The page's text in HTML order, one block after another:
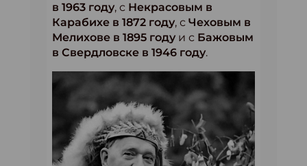
в 1963 году, с Некрасовым в
Карабихе в 1872 году, с Чеховым в
Мелихове в 1895 годуи с Бажовым
в Свердловске в 1946 году.